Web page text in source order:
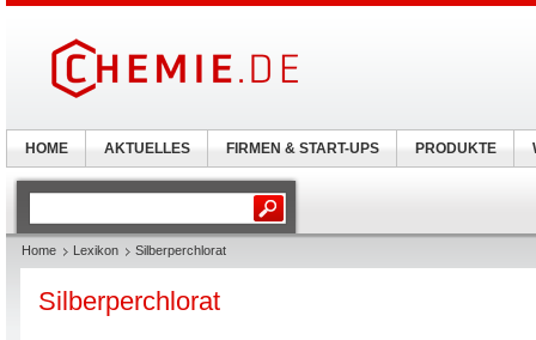
Home Lexikon Silberperchlorat
Silberperchlorat
HOME AKTUELLES FIRMEN & START-UPS PRODUKTE